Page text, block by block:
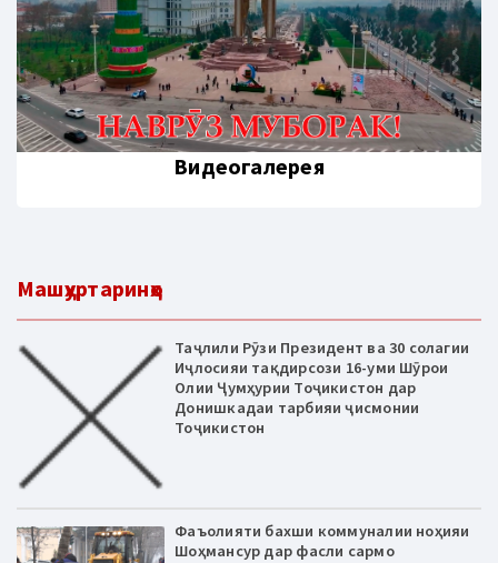
Видеогалерея
Машҳуртаринҳо
Таҷлили Рӯзи Президент ва 30 солагии
Иҷлосияи тақдирсози 16-уми Шӯрои
Олии Ҷумҳурии Тоҷикистон дар
Донишкадаи тарбияи ҷисмонии
Тоҷикистон
Фаъолияти бахши коммуналии ноҳияи
Шоҳмансур дар фасли сармо